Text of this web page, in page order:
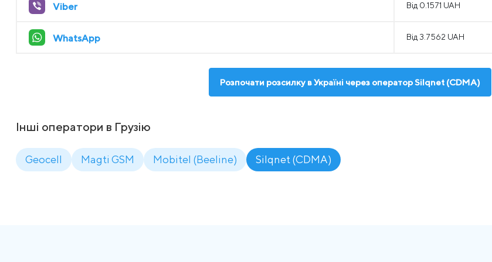
Viber Від 0.1571 UAH
WhatsApp Від 3.7562 UAH
Розпочати розсилку в Україні через оператор Silqnet (CDMA)
Інші оператори в Грузію
Geocell Magti GSM Mobitel (Beeline) Silqnet (CDMA)